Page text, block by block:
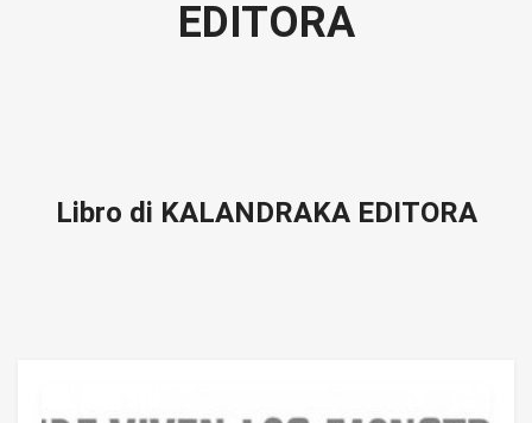
EDITORA
Libro di KALANDRAKA EDITORA